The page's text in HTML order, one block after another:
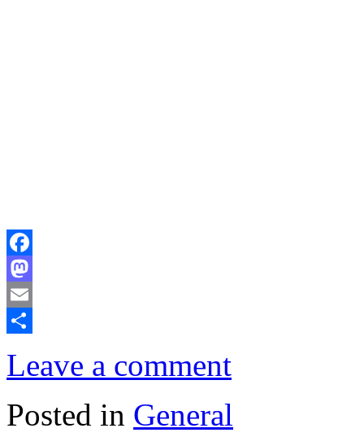
Facebook
Mastodon
Email
Leave a comment
Posted in General